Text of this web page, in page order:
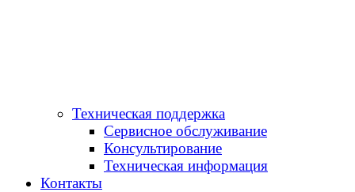
Техническая поддержка
Сервисное обслуживание
Консультирование
Техническая информация
Контакты